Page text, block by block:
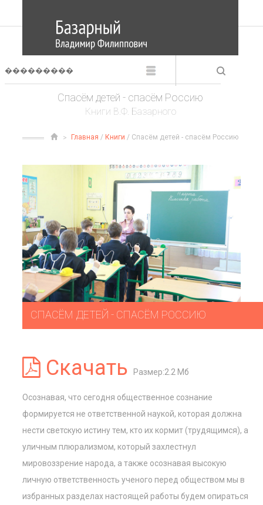
Спасём детей - спасём Россию
Книги В.Ф. Базарного
Главная / Книги / Спасём детей - спасём Россию
СПАСЁМ ДЕТЕЙ - СПАСЁМ РОССИЮ
Скачать Размер:2.2 Мб
Осознавая, что сегодня общественное сознание
формируется не ответственной наукой, которая должна
нести светскую истину тем, кто их кормит (трудящимся), а
уличным плюрализмом, который захлестнул
мировоззрение народа, а также осознавая высокую
личную ответственность ученого перед обществом мы в
избранных разделах настоящей работы будем опираться